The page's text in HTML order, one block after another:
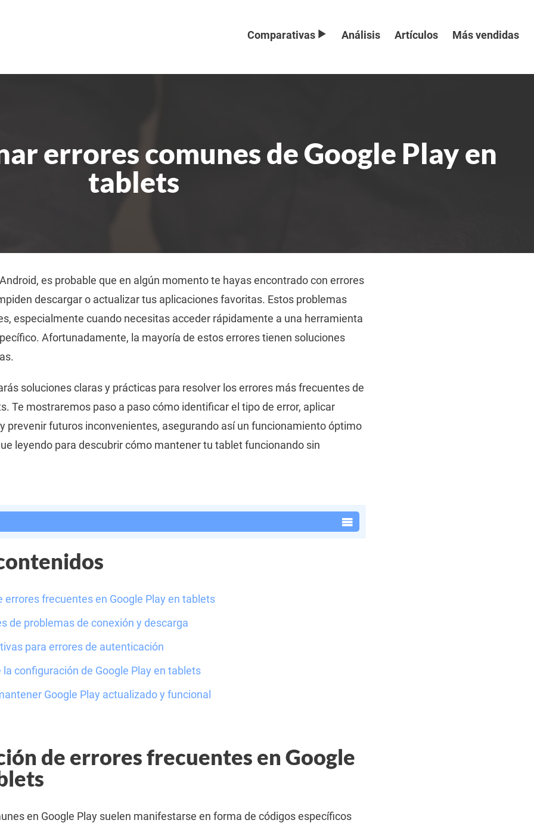
Comparativas Análisis Artículos Más vendidas
errores comunes de Google Play en
tablets
es probable que en algún momento te hayas encontrado con errores
descargar o actualizar tus aplicaciones favoritas. Estos problemas
especialmente cuando necesitas acceder rápidamente a una herramienta
Afortunadamente, la mayoría de estos errores tienen soluciones
soluciones claras y prácticas para resolver los errores más frecuentes de
Te mostraremos paso a paso cómo identificar el tipo de error, aplicar
prevenir futuros inconvenientes, asegurando así un funcionamiento óptimo
leyendo para descubrir cómo mantener tu tablet funcionando sin
errores frecuentes en Google Play en tablets
de problemas de conexión y descarga
para errores de autenticación
configuración de Google Play en tablets
Google Play actualizado y funcional
de errores frecuentes en Google
en Google Play suelen manifestarse en forma de códigos específicos